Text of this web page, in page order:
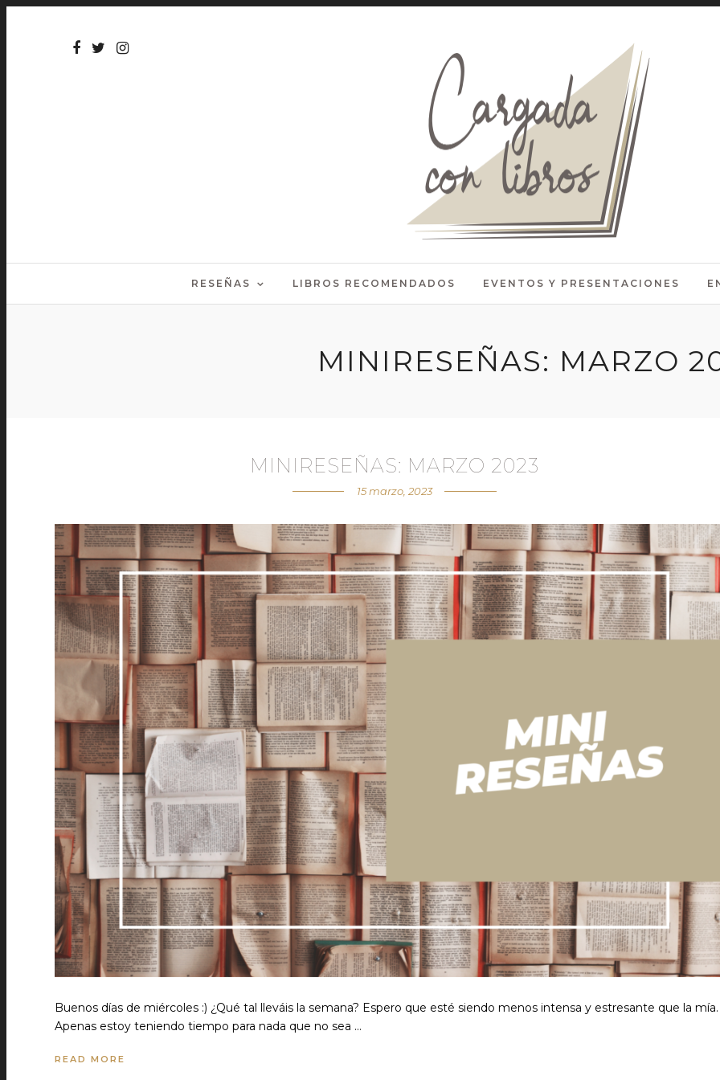
RESEÑAS LIBROS RECOMENDADOS EVENTOS Y PRESENTACIONES
MINIRESEÑAS: MARZO
MINIRESEÑAS: MARZO 2023
15 marzo, 2023
Buenos días de miércoles :) ¿Qué tal lleváis la semana? Espero que esté siendo menos intensa y estresante que la mía.
Apenas estoy teniendo tiempo para nada que no sea …
READ MORE